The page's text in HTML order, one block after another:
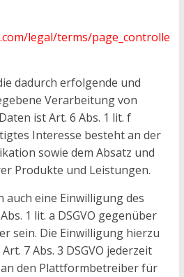
legal/terms/page_controlle
dadurch erfolgende und
Verarbeitung von
ist Art. 6 Abs. 1 lit. f
Interesse besteht an der
sowie dem Absatz und
Produkte und Leistungen.
auch eine Einwilligung des
1 lit. a DSGVO gegenüber
sein. Die Einwilligung hierzu
7 Abs. 3 DSGVO jederzeit
den Plattformbetreiber für